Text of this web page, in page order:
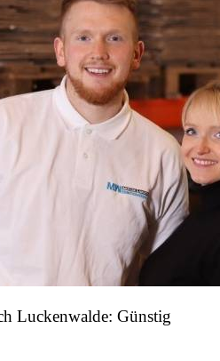
Luckenwalde: Günstig